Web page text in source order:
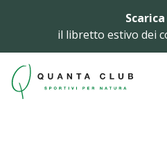
il libretto estivo dei